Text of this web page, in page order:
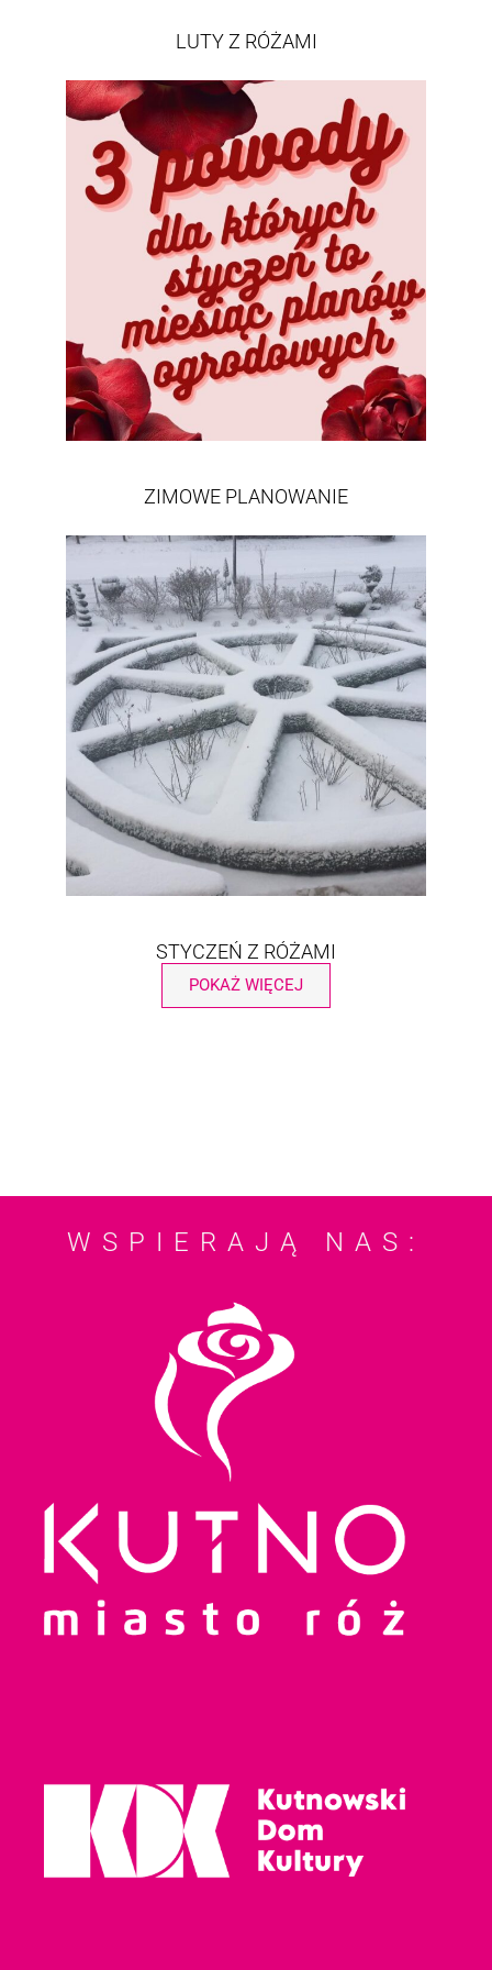
LUTY Z RÓŻAMI
ZIMOWE PLANOWANIE
STYCZEŃ Z RÓŻAMI
POKAŻ WIĘCEJ
WSPIERAJĄ NAS: